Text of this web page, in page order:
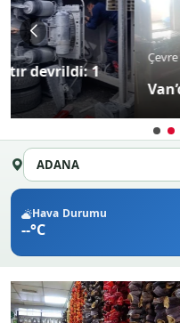
Çevre
Van’da ev yangını
Hava Durumu
--°C